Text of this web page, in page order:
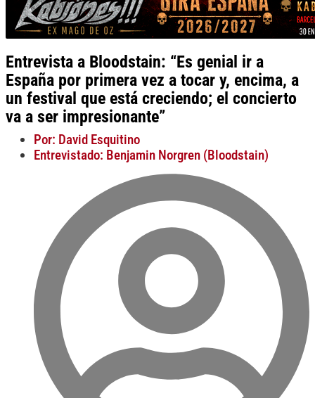
Entrevista a Bloodstain: “Es genial ir a
España por primera vez a tocar y, encima, a
un festival que está creciendo; el concierto
va a ser impresionante”
Por: David Esquitino
Entrevistado: Benjamin Norgren (Bloodstain)